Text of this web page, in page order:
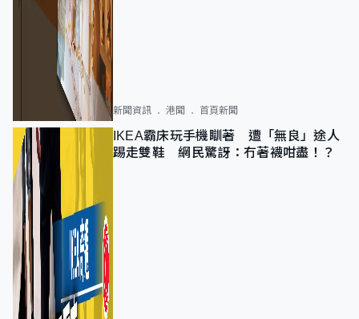
新聞資訊 港聞 首頁新聞
IKEA霸床玩手機瞓著 遭「無良」途人
踢走雙鞋 網民驚訝：冇著襪咁盡！？